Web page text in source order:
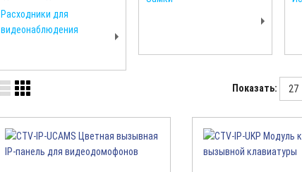
Расходники для
видеонаблюдения
Показать: 27